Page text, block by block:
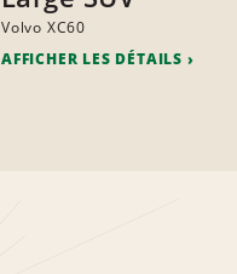
Volvo XC60
AFFICHER LES DÉTAILS